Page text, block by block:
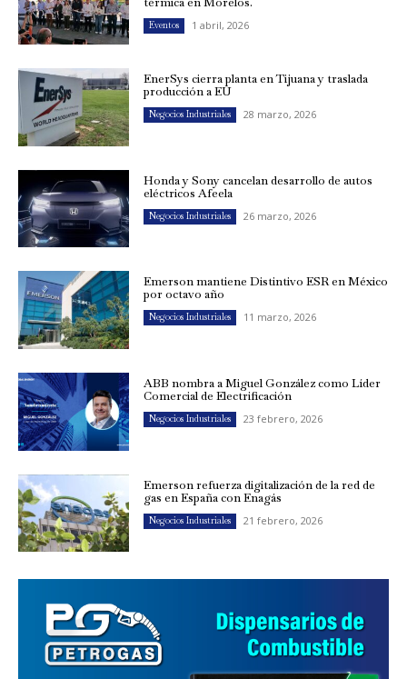
Eventos 1 abril, 2026
EnerSys cierra planta en Tijuana y traslada
producción a EU
Negocios Industriales 28 marzo, 2026
Honda y Sony cancelan desarrollo de autos
eléctricos Afeela
Negocios Industriales 26 marzo, 2026
Emerson mantiene Distintivo ESR en México
por octavo año
Negocios Industriales 11 marzo, 2026
ABB nombra a Miguel González como Líder
Comercial de Electrificación
Negocios Industriales 23 febrero, 2026
Emerson refuerza digitalización de la red de
gas en España con Enagás
Negocios Industriales 21 febrero, 2026